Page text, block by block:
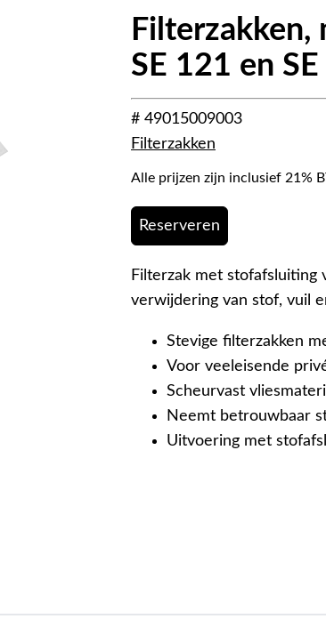
SE 121 en
# 49015009003
Filterzakken
Alle prijzen zijn inclusief 21%
Reserveren
Filterzak met stofafsluiting
verwijdering van stof, vuil
Stevige filterzakken
Voor veeleisende
Scheurvast
Neemt betrouwbaar
Uitvoering met